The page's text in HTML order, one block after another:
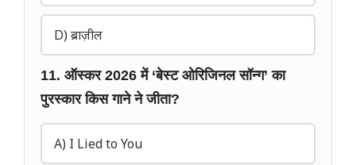
D) ब्राज़ील
11. ऑस्कर 2026 में ‘बेस्ट ओरिजिनल सॉन्ग’ का
पुरस्कार किस गाने ने जीता?
A) I Lied to You